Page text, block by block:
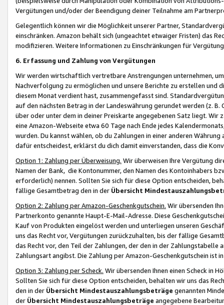
Vergütungen und/oder der Beendigung deiner Teilnahme am
Gelegentlich können wir die Möglichkeit unserer Partner,
einschränken. Amazon behält sich (ungeachtet etwaiger Fristen) das
modifizieren. Weitere Informationen zu Einschränkungen für
6. Erfassung und Zahlung von Vergütungen
Wir werden wirtschaftlich vertretbare Anstrengungen unternehmen,
Nachverfolgung zu ermöglichen und unsere Berichte zu erstellen und
diesem Monat verdient hast, zusammengefasst sind.
auf den nächsten Betrag in der Landeswährung gerundet werden (z.
über oder unter dem in deiner Preiskarte angegebenen Satz liegt.
eine Amazon-Webseite etwa 60 Tage nach Ende jedes
wurden. Du kannst wählen, ob du Zahlungen in einer anderen
dafür entscheidest, erklärst du dich damit einverstanden, dass die
Option 1: Zahlung per Überweisung. Wir überweisen Ihre Vergütung
Namen der Bank, die Kontonummer, den Namen des Kontoinhabers
erforderlich) nennen. Sollten Sie sich für diese Option entscheiden,
fällige Gesamtbetrag den in der Übersicht
Option 2: Zahlung per Amazon-Geschenkgutschein. Wir übersenden
Partnerkonto genannte Haupt-E-Mail-Adresse. Diese
Kauf von Produkten eingelöst werden und unterliegen unseren
uns das Recht vor, Vergütungen zurückzuhalten, bis der fällige
das Recht vor, den Teil der Zahlungen, der den in der
Zahlungsart angibst. Die Zahlung per Amazon-Geschenkgutschein ist
Option 3: Zahlung per Scheck. Wir übersenden Ihnen einen Scheck in
Sollten Sie sich für diese Option entscheiden, behalten wir uns das
den in der Übersicht Mindestauszahlungsbeträge genannten
der Übersicht Mindestauszahlungsbeträge angegebene